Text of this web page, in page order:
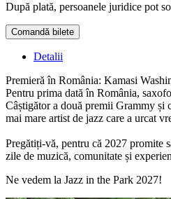
După plată, persoanele juridice pot
Comandă bilete
Detalii
Premieră în România: Kamasi
Pentru prima dată în România,
Câștigător a două premii Grammy și
mai mare artist de jazz care a urcat
Pregătiți-vă, pentru că 2027 promite
zile de muzică, comunitate și
Ne vedem la Jazz in the Park 2027!